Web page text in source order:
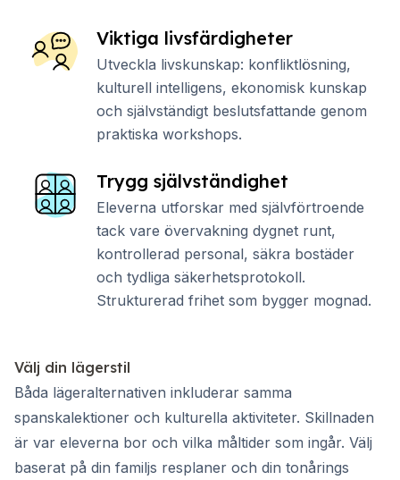
Viktiga livsfärdigheter
Utveckla livskunskap: konfliktlösning,
kulturell intelligens, ekonomisk kunskap
och självständigt beslutsfattande genom
praktiska workshops.
Trygg självständighet
Eleverna utforskar med självförtroende
tack vare övervakning dygnet runt,
kontrollerad personal, säkra bostäder
och tydliga säkerhetsprotokoll.
Strukturerad frihet som bygger mognad.
Välj din lägerstil
Båda lägeralternativen inkluderar samma
spanskalektioner och kulturella aktiviteter. Skillnaden
är var eleverna bor och vilka måltider som ingår. Välj
baserat på din familjs resplaner och din tonårings